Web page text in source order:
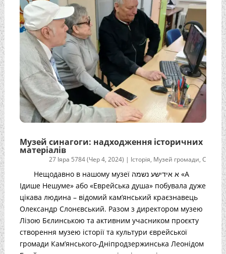
Музей синагоги: надходження історичних
матеріалів
27 Іяра 5784 (Чер 4, 2024) | Історія, Музей громади,С
Нещодавно в нашому музеї א אידישע נשמה «А
Ідише Нешуме» або «Еврейська душа» побувала дуже
цікава людина – відомий кам’янський краєзнавець
Олександр Слонєвський. Разом з директором музею
Лізою Бєлинською та активним учасником проєкту
створення музею історії та культури єврейської
громади Кам’янського-Дніпродзержинська Леонідом